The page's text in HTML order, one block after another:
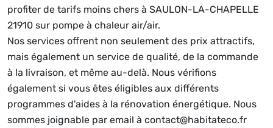
profiter de tarifs moins chers à SAULON-LA-CHAPELLE
21910 sur pompe à chaleur air/air.
Nos services offrent non seulement des prix attractifs,
mais également un service de qualité, de la commande
à la livraison, et même au-delà. Nous vérifions
également si vous êtes éligibles aux différents
programmes d'aides à la rénovation énergétique. Nous
sommes joignable par email à contact@habitateco.fr